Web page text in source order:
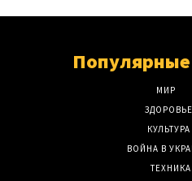
МИР
ЗДОРОВЬЕ
КУЛЬТУРА
ВОЙНА В
ТЕХНИКА